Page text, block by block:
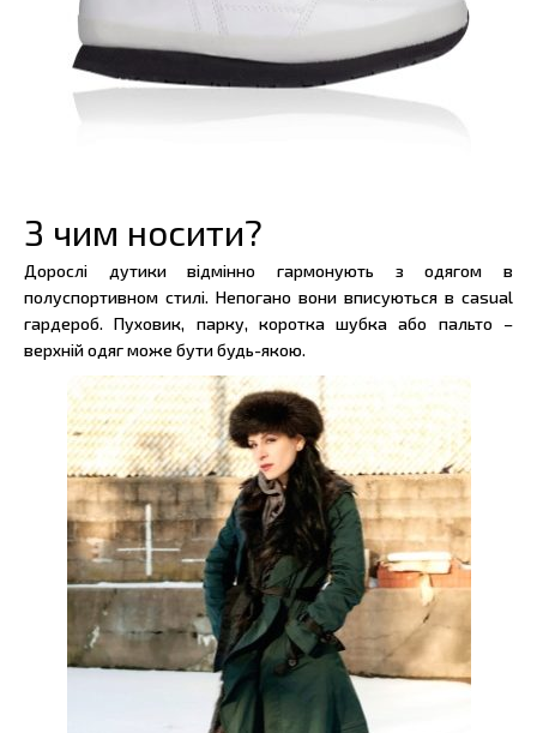
З чим носити?
Дорослі дутики відмінно гармонують з одягом в
полуспортивном стилі. Непогано вони вписуються в casual
гардероб. Пуховик, парку, коротка шубка або пальто –
верхній одяг може бути будь-якою.